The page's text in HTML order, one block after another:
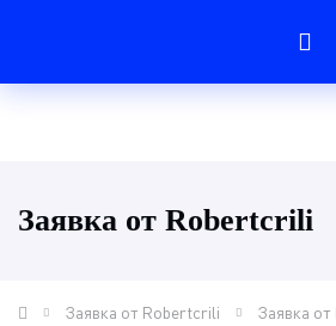
Заявка от Robertcrili
Заявка от Robertcrili Заявка